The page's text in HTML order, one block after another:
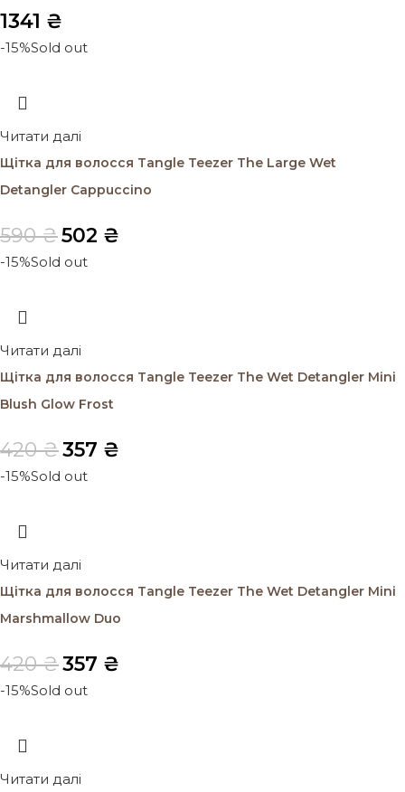
1341 ₴
-15%Sold out
Читати далі
Щітка для волосся Tangle Teezer The Large Wet
Detangler Cappuccino
590₴502 ₴
-15%Sold out
Читати далі
Щітка для волосся Tangle Teezer The Wet Detangler Mini
Blush Glow Frost
420₴357 ₴
-15%Sold out
Читати далі
Щітка для волосся Tangle Teezer The Wet Detangler Mini
Marshmallow Duo
420₴357 ₴
-15%Sold out
Читати далі